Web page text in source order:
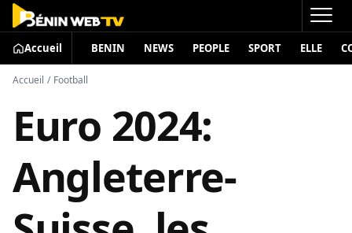
Accueil BENIN NEWS PEOPLE SPORT ELLE
Accueil / Football
Euro 2024:
Angleterre-